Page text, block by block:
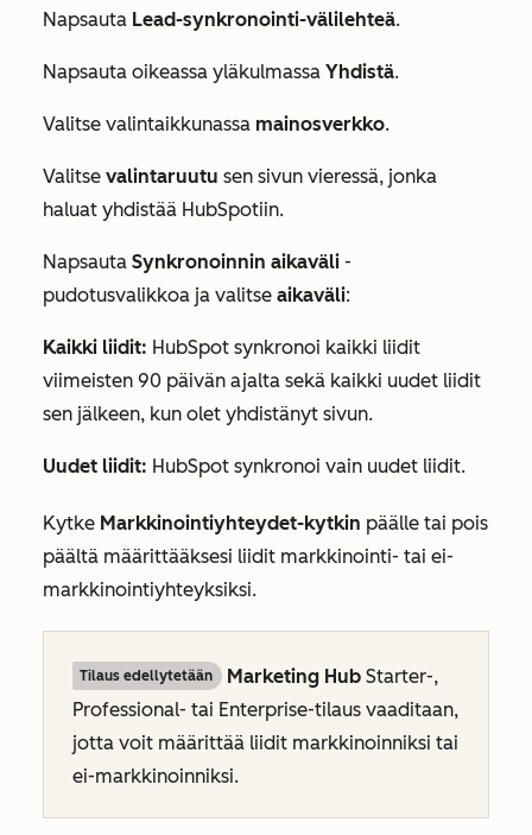
Napsauta Lead-synkronointi-välilehteä.
Napsauta oikeassa yläkulmassa Yhdistä.
Valitse valintaikkunassa mainosverkko.
Valitse valintaruutu sen sivun vieressä, jonka
haluat yhdistää HubSpotiin.
Napsauta Synkronoinnin aikaväli -
pudotusvalikkoa ja valitse aikaväli:
Kaikki liidit: HubSpot synkronoi kaikki liidit
viimeisten 90 päivän ajalta sekä kaikki uudet liidit
sen jälkeen, kun olet yhdistänyt sivun.
Uudet liidit: HubSpot synkronoi vain uudet liidit.
Kytke Markkinointiyhteydet-kytkin päälle tai pois
päältä määrittääksesi liidit markkinointi- tai ei-
markkinointiyhteyksiksi.
Tilaus edellytetään Marketing Hub Starter-,
Professional- tai Enterprise-tilaus vaaditaan,
jotta voit määrittää liidit markkinoinniksi tai
ei-markkinoinniksi.